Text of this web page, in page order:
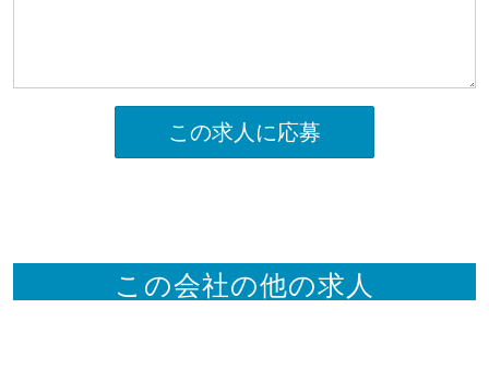
この求人に応募
この会社の他の求人